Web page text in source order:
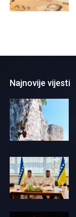
Najnovije vijesti